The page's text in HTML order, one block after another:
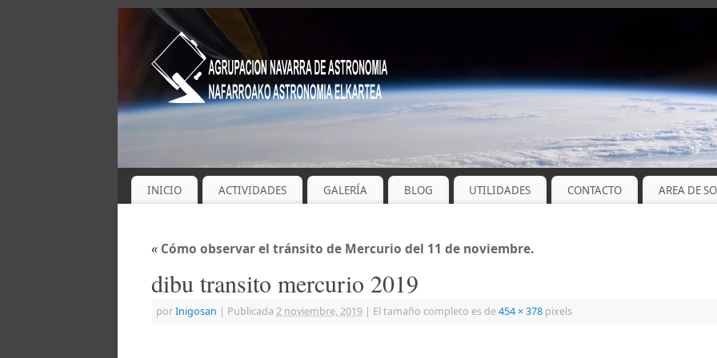
INICIO ACTIVIDADES GALERÍA BLOG UTILIDADES CONTACTO AREA DE
« Cómo observar el tránsito de Mercurio del 11 de noviembre.
dibu transito mercurio 2019
porInigosan | Publicada 2 noviembre, 2019 | El tamaño completo es de454 × 378 pixels